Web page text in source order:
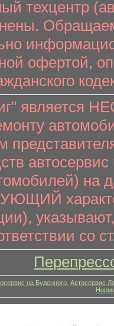
техцентр
офертой,
является
на
характер
со
на Буденного Автосервис